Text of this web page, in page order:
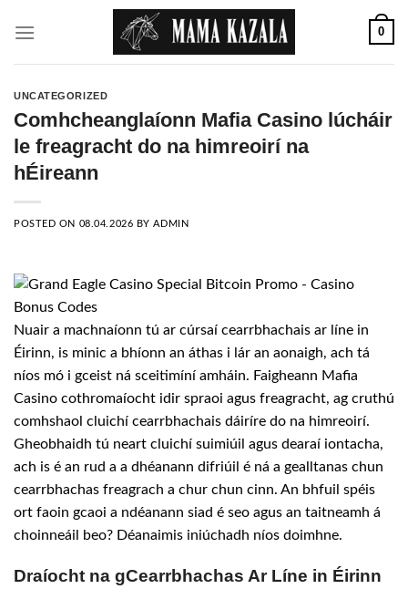
0
UNCATEGORIZED
Comhcheanglaíonn Mafia Casino lúcháir
le freagracht do na himreoirí na
hÉireann
POSTED ON 08.04.2026 BYADMIN
Nuair a machnaíonn tú ar cúrsaí cearrbhachais ar líne in
Éirinn, is minic a bhíonn an áthas i lár an aonaigh, ach tá
níos mó i gceist ná sceitimíní amháin. Faigheann Mafia
Casino cothromaíocht idir spraoi agus freagracht, ag cruthú
comhshaol cluichí cearrbhachais dáiríre do na himreoirí.
Gheobhaidh tú neart cluichí suimiúil agus dearaí iontacha,
ach is é an rud a a dhéanann difriúil é ná a gealltanas chun
cearrbhachas freagrach a chur chun cinn. An bhfuil spéis
ort faoin gcaoi a ndéanann siad é seo agus an taitneamh á
choinneáil beo? Déanaimis iniúchadh níos doimhne.
Draíocht na gCearrbhachas Ar Líne in Éirinn